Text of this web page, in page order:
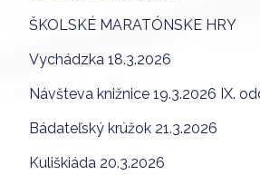
ŠKOLSKÉ MARATÓNSKE HRY
Vychádzka 18.3.2026
Návšteva knižnice 19.3.2026 IX.
Bádateľský krúžok 21.3.2026
Kuliškiáda 20.3.2026